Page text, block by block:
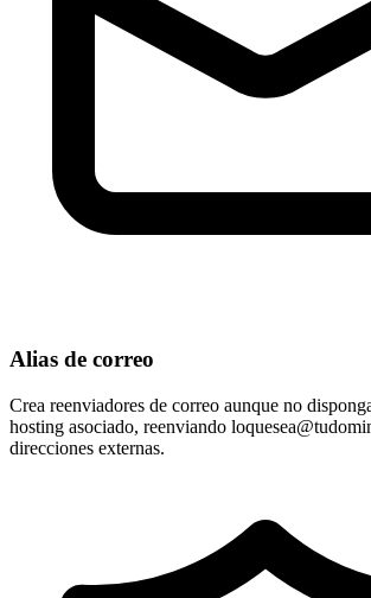
Alias de correo
Crea reenviadores de correo aunque no
hosting asociado, reenviando
direcciones externas.